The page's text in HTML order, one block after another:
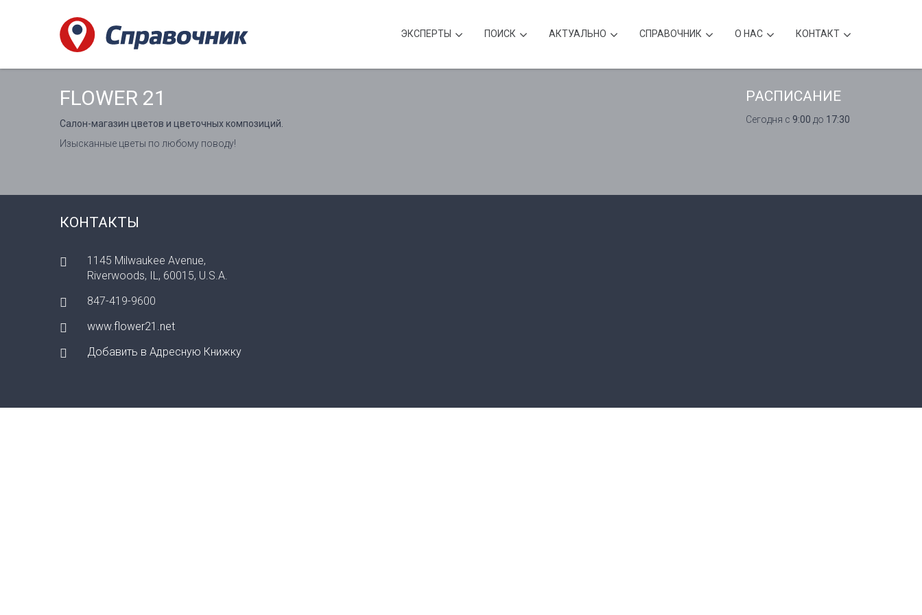
ЭКСПЕРТЫ ПОИСК АКТУАЛЬНО CПРАВОЧНИК О НАС КОНТАКТ
FLOWER 21
Салон-магазин цветов и цветочных композиций.
Изысканные цветы по любому поводу!
РАСПИСАНИЕ
Сегодня с 9:00 до 17:30
КОНТАКТЫ
1145 Milwaukee Avenue,
Riverwoods, IL, 60015, U.S.A.
847-419-9600
www.flower21.net
Добавить в Адресную Книжку